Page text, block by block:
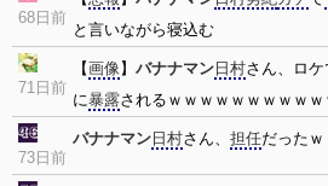
68日前
と言いながら寝込む
71日前
【画像】 バナナマン 日村さん、ロ
に暴露されるｗｗｗｗｗｗｗｗｗｗ
73日前
バナナマン 日村さん、 担任だったｗ